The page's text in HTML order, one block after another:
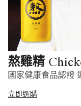
熬雞精
國家健康食品認證
立即選購